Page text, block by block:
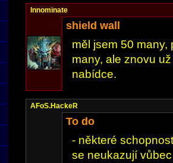
Innominate
shield wall
měl jsem 50 many,
many, ale znovu
nabídce.
AFoS.HackeR
To do
- některé
se neukazují